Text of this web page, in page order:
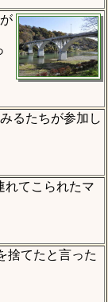
るたちが参加し
れてこられたマ
捨てたと言った